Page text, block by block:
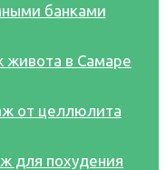
банками
живота в Самаре
от целлюлита
для похудения